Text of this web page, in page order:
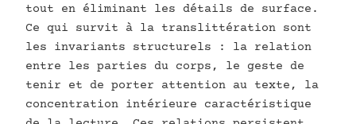
tout en éliminant les détails de surface.
Ce qui survit à la translittération sont
les invariants structurels : la relation
entre les parties du corps, le geste de
tenir et de porter attention au texte, la
concentration intérieure caractéristique